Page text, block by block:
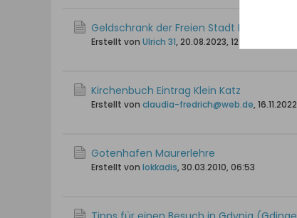
Geldschrank der Freien Stadt Danzig in
Erstellt von Ulrich 31, 20.08.2023, 12:25
Kirchenbuch Eintrag Klein Katz
Erstellt von claudia-fredrich@web.de,
Gotenhafen Maurerlehre
Erstellt von lokkadis, 30.03.2010, 06:53